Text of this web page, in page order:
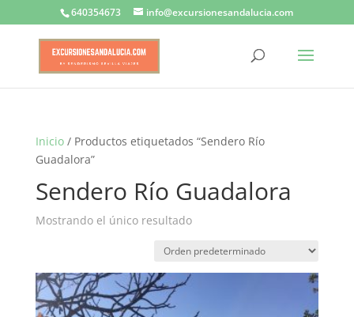
640354673 info@excursionesandalucia.com
Inicio/ Productos etiquetados “Sendero Río
Guadalora”
Sendero Río Guadalora
Mostrando el único resultado